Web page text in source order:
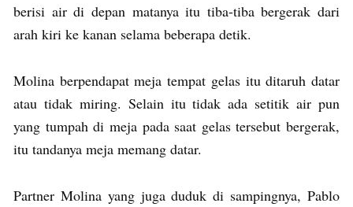
berisi air di depan matanya itu tiba-tiba bergerak dari
arah kiri ke kanan selama beberapa detik.
Molina berpendapat meja tempat gelas itu ditaruh datar
atau tidak miring. Selain itu tidak ada setitik air pun
yang tumpah di meja pada saat gelas tersebut bergerak,
itu tandanya meja memang datar.
Partner Molina yang juga duduk di sampingnya, Pablo